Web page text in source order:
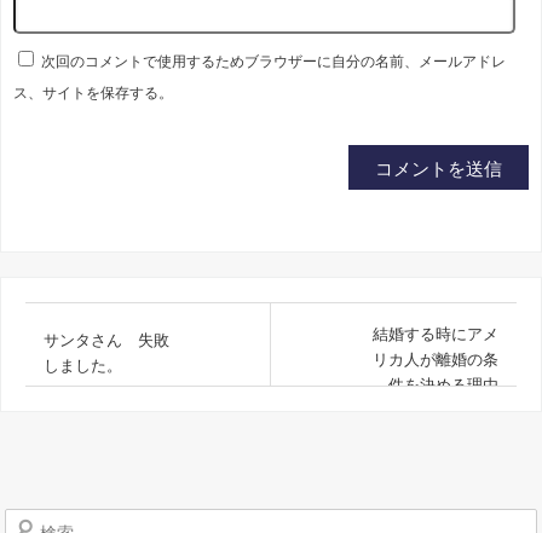
次回のコメントで使用するためブラウザーに自分の名前、メールアドレ
ス、サイトを保存する。
サンタさん 失敗
しました。
結婚する時にアメ
リカ人が離婚の条
件を決める理由
検索